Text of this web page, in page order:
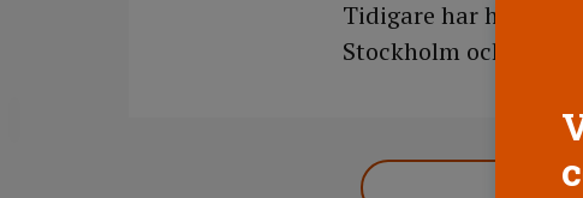
Tidigare har hon
Stockholm och